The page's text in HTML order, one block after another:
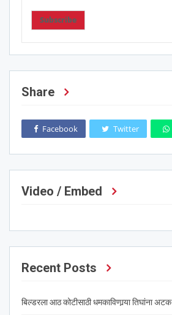
Subscribe
Share
Facebook Twitter
Video / Embed
Recent Posts
बिल्डरला आठ कोटीसाठी धमकाविणार्‍या तिघांना अटक